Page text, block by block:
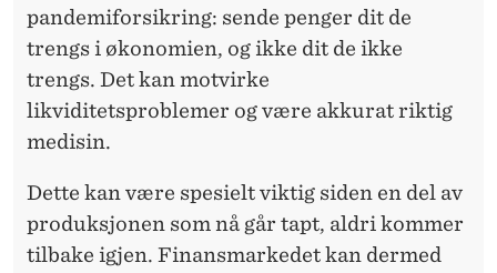
pandemiforsikring: sende penger dit de
trengs i økonomien, og ikke dit de ikke
trengs. Det kan motvirke
likviditetsproblemer og være akkurat riktig
medisin.
Dette kan være spesielt viktig siden en del av
produksjonen som nå går tapt, aldri kommer
tilbake igjen. Finansmarkedet kan dermed